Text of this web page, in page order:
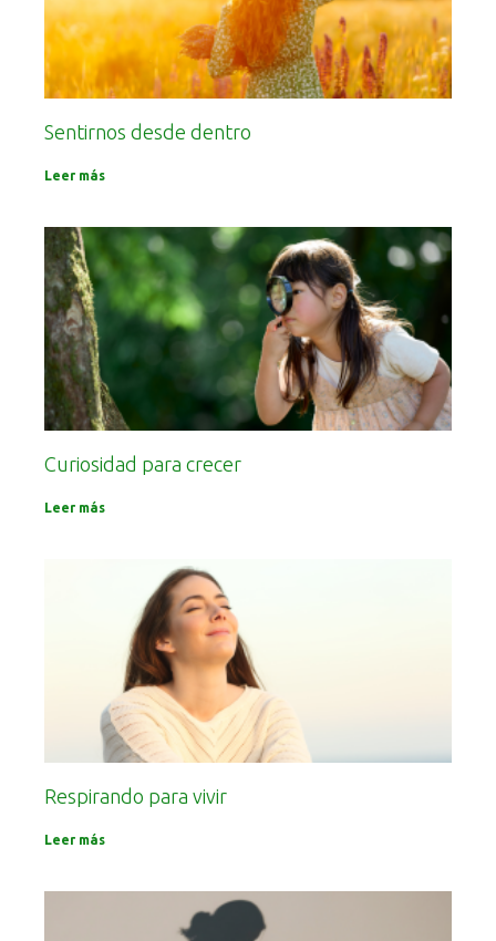
Sentirnos desde dentro
Leer más
Curiosidad para crecer
Leer más
Respirando para vivir
Leer más